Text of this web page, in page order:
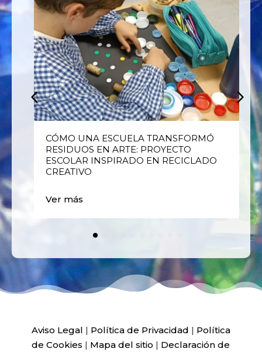
CÓMO UNA ESCUELA TRANSFORMÓ
RESIDUOS EN ARTE: PROYECTO
ESCOLAR INSPIRADO EN RECICLADO
CREATIVO
Ver más
Aviso Legal | Política de Privacidad | Política
de Cookies | Mapa del sitio | Declaración de